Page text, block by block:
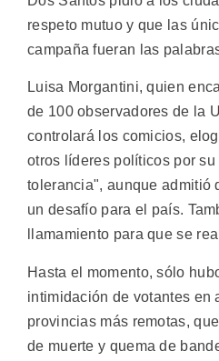
respeto mutuo y que las
campaña fueran las
Luisa Morgantini, quien
de 100 observadores de la
controlará los comicios,
otros líderes políticos por
tolerancia", aunque admitió
un desafío para el país.
llamamiento para que se
Hasta el momento, sólo
intimidación de votantes en
provincias más remotas,
de muerte y quema de